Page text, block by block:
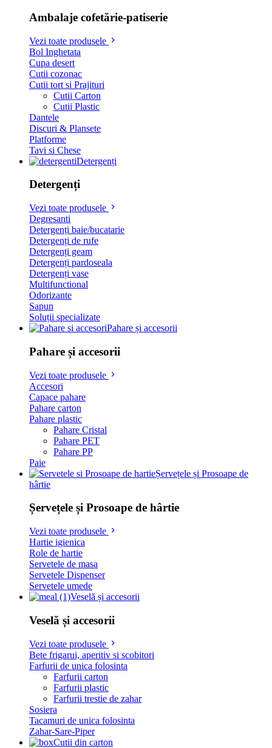
Ambalaje cofetărie-patiserie
Vezi toate produsele
Bol Inghetata
Cupa desert
Cutii cozonac
Cutii tort si Prajituri
Cutii Carton
Cutii Plastic
Dantele
Discuri & Plansete
Platforme
Tavi si Chese
Detergenți
Detergenți
Vezi toate produsele
Degresanti
Detergenți baie/bucatarie
Detergenți de rufe
Detergenți geam
Detergenți pardoseala
Detergenți vase
Multifunctional
Odorizante
Sapun
Soluții specializate
Pahare și accesorii
Pahare și accesorii
Vezi toate produsele
Accesori
Capace pahare
Pahare carton
Pahare plastic
Pahare Cristal
Pahare PET
Pahare PP
Paie
Șervețele și Prosoape de
hârtie
Șervețele și Prosoape de hârtie
Vezi toate produsele
Hartie igienica
Role de hartie
Servetele de masa
Servetele Dispenser
Servetele umede
Veselă și accesorii
Veselă și accesorii
Vezi toate produsele
Bete frigarui, aperitiv si scobitori
Farfurii de unica folosinta
Farfurii carton
Farfurii plastic
Farfurii trestie de zahar
Sosiera
Tacamuri de unica folosinta
Zahar-Sare-Piper
Cutii din carton